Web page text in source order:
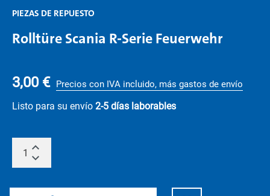
PIEZAS DE REPUESTO
Rolltüre Scania R-Serie Feuerwehr
3,00 € Precios con IVA incluido, más gastos de envío
Listo para su envío 2-5 días laborables